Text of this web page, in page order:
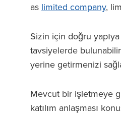
as limited company,
Sizin için doğru
tavsiyelerde
yerine getirmenizi
Mevcut bir işletmeye
katılım anlaşması